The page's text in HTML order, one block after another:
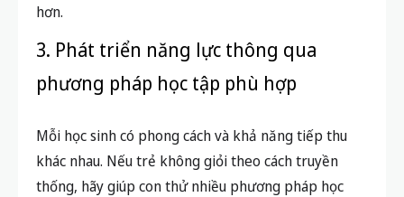
hơn.
3. Phát triển năng lực thông qua
phương pháp học tập phù hợp
Mỗi học sinh có phong cách và khả năng tiếp thu
khác nhau. Nếu trẻ không giỏi theo cách truyền
thống, hãy giúp con thử nhiều phương pháp học